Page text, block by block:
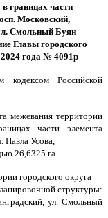
вграницах части
Московский,
Смольный Буян
Главы городского
года № 4091р
кодексом Российской
межевания территории
части элемента
Павла Усова,
26,6325 га.
городского округа
структуры:
ул. Смольный